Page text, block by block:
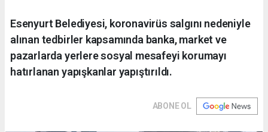
Esenyurt Belediyesi, koronavirüs salgını nedeniyle
alınan tedbirler kapsamında banka, market ve
pazarlarda yerlere sosyal mesafeyi korumayı
hatırlanan yapışkanlar yapıştırıldı.
ABONE OL